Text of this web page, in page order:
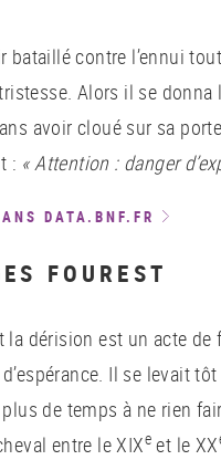
bataillé contre l’ennui
Alors il se donna
avoir cloué sur sa
: « Attention : danger
DATA.BNF.FR
FOUREST
la dérision est un acte de
Il se levait
de temps à ne rien
entre le XIXe et le XX